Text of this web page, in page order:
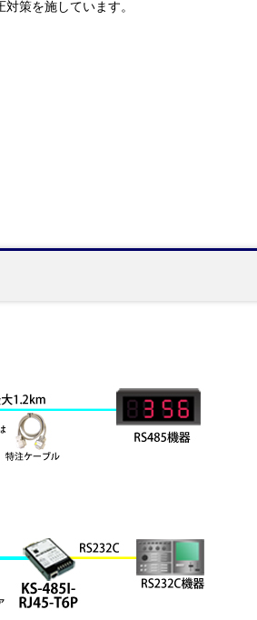
策を施しています。